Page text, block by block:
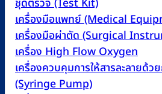
ชุดตรวจ (Test Kit)
เครื่องมือแพทย์ (Medical
เครื่องมือผ่าตัด (Surgical
เครื่อง High Flow Oxygen
เครื่องควบคุมการให้สารละลายด้ว
(Syringe Pump)